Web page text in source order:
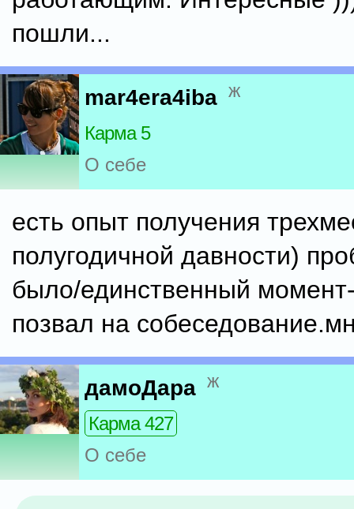
пошли...
mar4era4iba ж
Карма 5
О себе
есть опыт получения
полугодичной давности)
было/единственный
позвал на
дамоДара ж
Карма 427
О себе